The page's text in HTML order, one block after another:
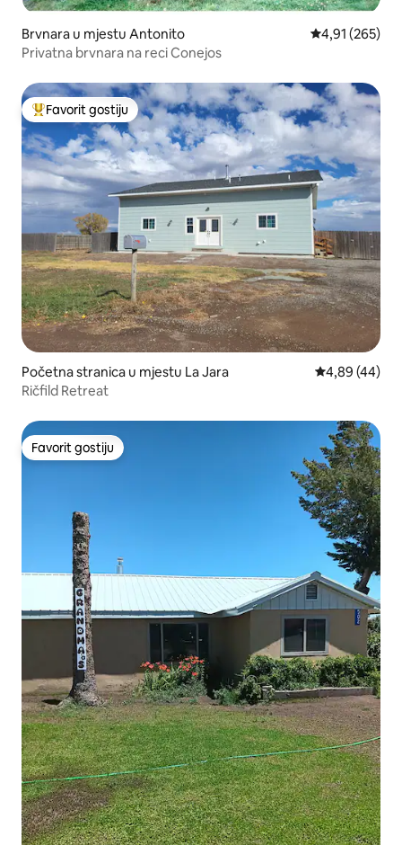
Brvnara u mjestu Antonito prosječna
4,91 (265)
Privatna brvnara na reci Conejos
Glavni favorit gostiju
Favorit gostiju
Početna stranica u mjestu La Jara prosječna
4,89 (44)
Ričfild Retreat
Favorit gostiju
Favorit gostiju